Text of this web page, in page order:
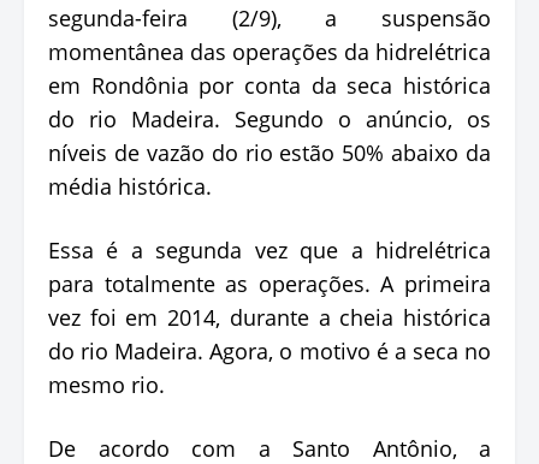
segunda-feira (2/9), a suspensão
momentânea das operações da hidrelétrica
em Rondônia por conta da seca histórica
do rio Madeira. Segundo o anúncio, os
níveis de vazão do rio estão 50% abaixo da
média histórica.
Essa é a segunda vez que a hidrelétrica
para totalmente as operações. A primeira
vez foi em 2014, durante a cheia histórica
do rio Madeira. Agora, o motivo é a seca no
mesmo rio.
De acordo com a Santo Antônio, a